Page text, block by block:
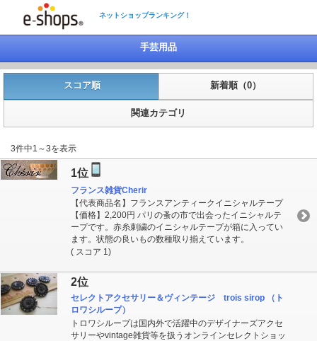
ネットショップランキング！
手芸用品
スコア順 新着順（0）
関連カテゴリ
3件中1～3を表示
1位
フランス雑貨Cherir
【代表商品名】フランスアンティークイニシャルテープ
【価格】2,200円 パリの蚤の市で出会ったイニシャルテ
ープです。赤糸刺繍のイニシャルテープが箱に入ってい
ます。状態の良いもの数種取り揃えています。
( スコア 1)
2位
セレクトアクセサリー＆ヴィンテージ trois sirop （ト
ロワシループ）
トロワシループは国内外で活躍中のデザイナーズアクセ
サリーやvintage雑貨等を扱うオンラインセレクトショッ